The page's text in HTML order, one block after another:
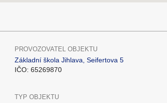
PROVOZOVATEL OBJEKTU
Základní škola Jihlava, Seifertova 5
IČO: 65269870
TYP OBJEKTU